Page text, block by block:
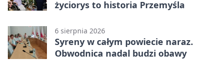
życiorys to historia Przemyśla
6 sierpnia 2026
Syreny w całym powiecie naraz.
Obwodnica nadal budzi obawy